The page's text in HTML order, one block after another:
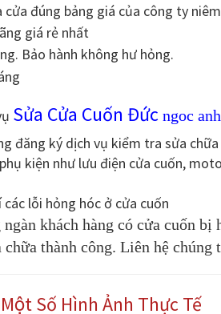
cửa đúng bảng giá của công ty
giá rẻ nhất
Bảo hành không hư hỏng.
Sửa Cửa Cuốn Đức ngoc
đăng ký dịch vụ kiểm tra sửa
kiện như lưu điện cửa cuốn,
lỗi hỏng hóc ở cửa cuốn
khách hàng có cửa cuốn bị
thành công. Liên hệ chúng
Một Số Hình Ảnh Thực Tế